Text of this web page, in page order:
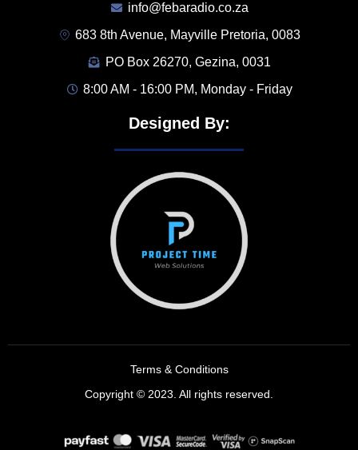
info@febaradio.co.za
683 8th Avenue, Mayville Pretoria, 0083
PO Box 26270, Gezina, 0031
8:00 AM - 16:00 PM, Monday - Friday
Designed By:
Terms & Conditions
Copyright © 2023. All rights reserved.